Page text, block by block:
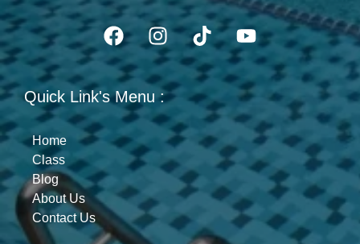
Quick Link's Menu :
Home
Class
Blog
About Us
Contact Us